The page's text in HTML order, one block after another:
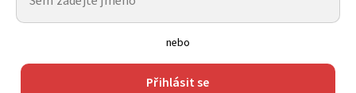
nebo
Přihlásit se